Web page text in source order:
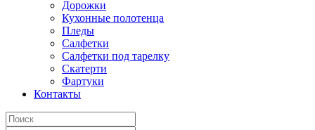
Дорожки
Кухонные полотенца
Пледы
Салфетки
Салфетки под тарелку
Скатерти
Фартуки
Контакты